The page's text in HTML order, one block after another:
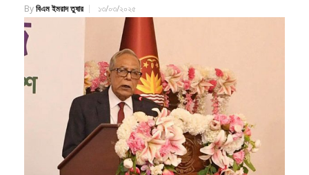
Byবিএম ইমরাদ তুষার ১৩/০৩/২০২৫